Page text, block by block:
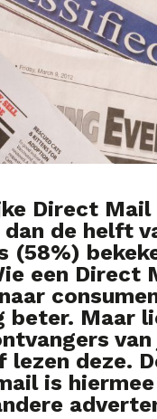
Direct
de helft
(58%)
een Direct
beter. Maar
lezen deze.
is